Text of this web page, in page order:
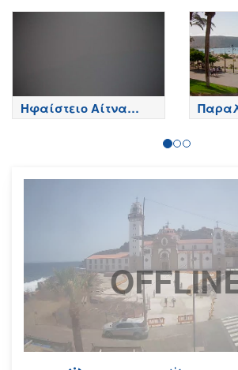
Κορυφή κρατήρων,
Playa
Spain
Ηφαίστειο Αίτνα
Τώρα